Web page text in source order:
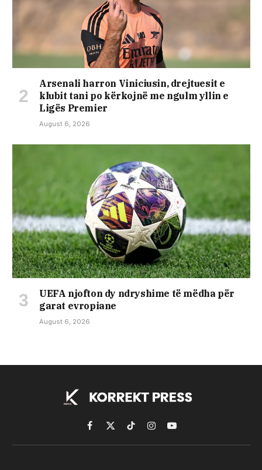
Arsenali harron Viniciusin, drejtuesit e
klubit tani po kërkojnë me ngulm yllin e
Ligës Premier
August 6, 2026
UEFA njofton dy ndryshime të mëdha për
garat evropiane
August 6, 2026
Facebook
X
(Twitter)
TikTokInstagramYouTube